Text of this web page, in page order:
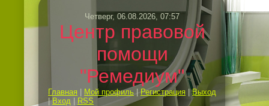
Четверг, 06.08.2026, 07:57
Центр правовой
помощи
"Ремедиум"
Главная Мой профиль |Регистрация |Выход
| Вход RSS